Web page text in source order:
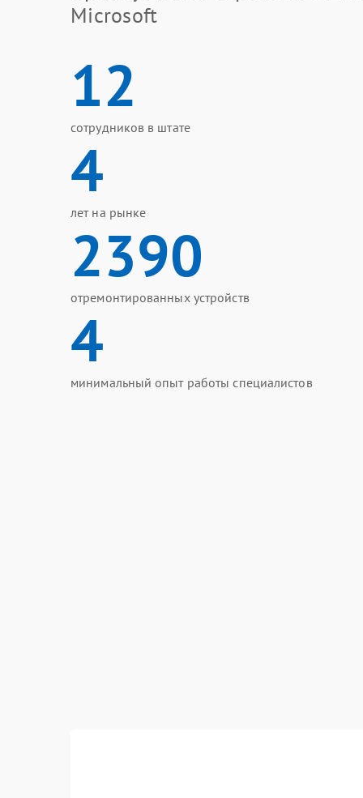
Microsoft
12
сотрудников в штате
4
лет на рынке
2390
отремонтированных устройств
4
минимальный опыт работы специалистов